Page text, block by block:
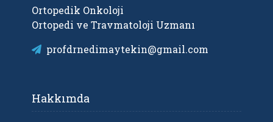
Ortopedik Onkoloji
Ortopedi ve Travmatoloji Uzmanı
profdrnedimaytekin@gmail.com
Hakkımda